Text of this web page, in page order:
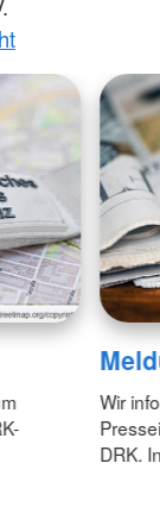
Wir
DRK.